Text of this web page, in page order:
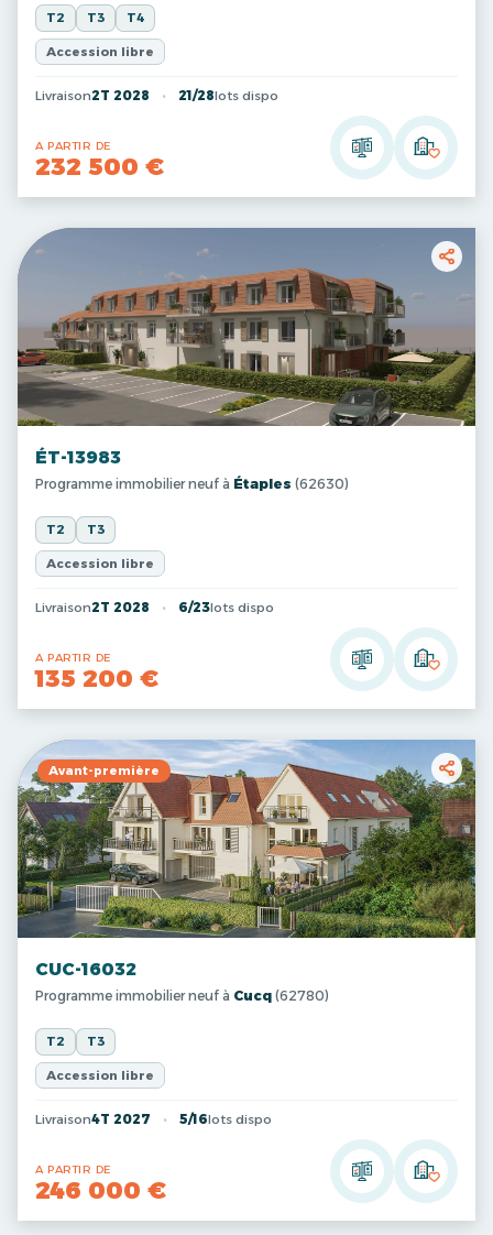
T2 T3 T4
Accession libre
Livraison2T 2028 21/28lots dispo
A PARTIR DE
232 500 €
ÉT-13983
Programme immobilier neuf à Étaples (62630)
T2 T3
Accession libre
Livraison2T 2028 6/23lots dispo
A PARTIR DE
135 200 €
Avant-première
CUC-16032
Programme immobilier neuf à Cucq (62780)
T2 T3
Accession libre
Livraison4T 2027 5/16lots dispo
A PARTIR DE
246 000 €